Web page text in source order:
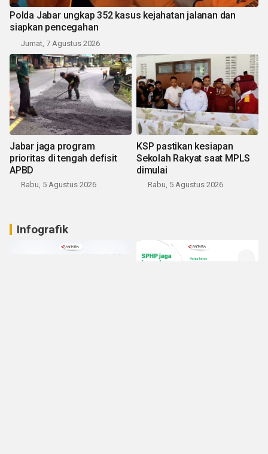
Polda Jabar ungkap 352 kasus kejahatan jalanan dan
siapkan pencegahan
Jumat, 7 Agustus 2026
Jabar jaga program
prioritas di tengah defisit
APBD
Rabu, 5 Agustus 2026
KSP pastikan kesiapan
Sekolah Rakyat saat MPLS
dimulai
Rabu, 5 Agustus 2026
Infografik